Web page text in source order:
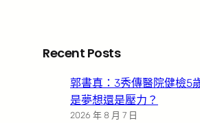
Recent Posts
郭書真：3秀傳醫院健檢5
是夢想還是壓力？
2026 年 8 月 7 日